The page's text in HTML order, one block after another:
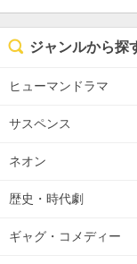
ジャンルから探
ヒューマンドラマ
サスペンス
ネオン
歴史・時代劇
ギャグ・コメディー